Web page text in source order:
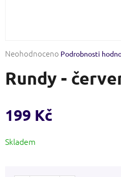
Průměrné
produktu
je
5
hvězdiček.
Neohodnoceno Podrobnosti
Rundy -
199 Kč
cena:
Skladem